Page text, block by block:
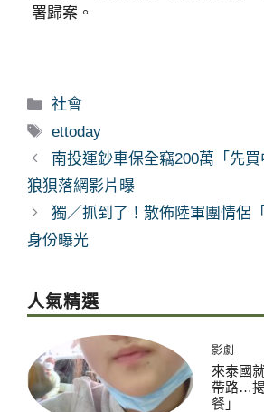
署歸案。
分
類
社會
標
籤
ettoday
南投運鈔車保全竊200萬「先
狼狽落網影片曝
獨／抓到了！散佈陸軍團情侶
身份曝光
人氣精選
影劇
來泰國
帶路…
餐」